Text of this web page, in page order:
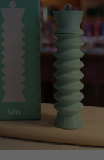
AÑADIR AL CARRITO